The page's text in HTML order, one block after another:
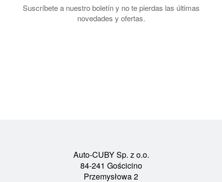
Suscríbete a nuestro boletín y no te pierdas las últimas
novedades y ofertas.
Auto-CUBY Sp. z o.o.
84-241 Gościcino
Przemysłowa 2